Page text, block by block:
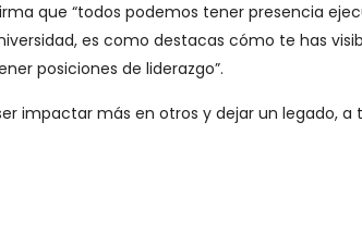
que “todos podemos tener presencia
es como destacas cómo te has
posiciones de liderazgo”.
impactar más en otros y dejar un legado,